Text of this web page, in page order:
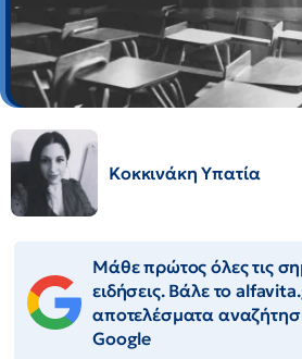
Κοκκινάκη Υπατία
Μάθε πρώτος όλες τις
ειδήσεις. Βάλε το
αποτελέσματα
Google